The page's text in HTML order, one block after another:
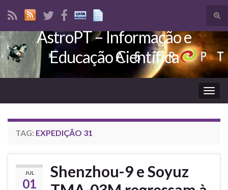
Search for:
AstroPT – Informação e
Educação Científica
TAG: EXPEDIÇÃO 31
JUL
01
Shenzhou-9 e Soyuz